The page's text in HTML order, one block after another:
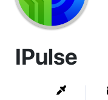
IPulse